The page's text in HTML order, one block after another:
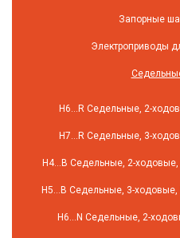
Запорные
Электроприводы
H6…R Седельные, 2-
H7…R Седельные, 3-
H4…B Седельные, 2-ходовые,
H5…B Седельные, 3-ходовые,
H6…N Седельные, 2-